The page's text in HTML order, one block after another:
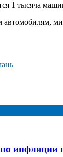
1 тысяча
инфляции